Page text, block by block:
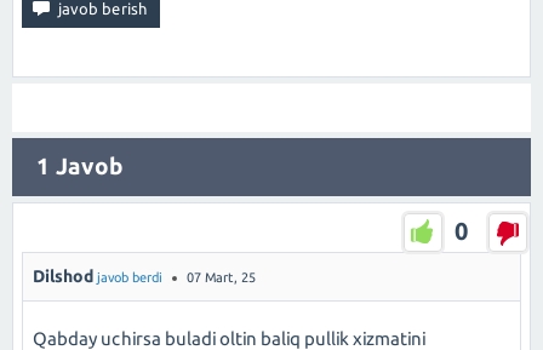
1 Javob
0
Dilshod javob berdi 07 Mart, 25
Qabday uchirsa buladi oltin baliq pullik xizmatini